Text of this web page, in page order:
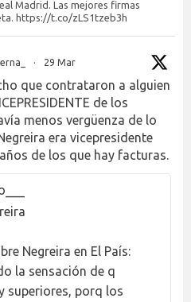
Madrid. Las mejores firmas
https://t.co/zLS1tzeb3h
· 29 Mar
que contrataron a alguien
de los
menos vergüenza de lo
era vicepresidente
de los que hay facturas.
Negreira en El País:
la sensación de q
superiores, porq los